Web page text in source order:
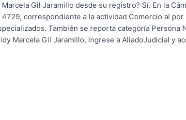
Gil Jaramillo desde su registro? Sí. En la
correspondiente a la actividad Comercio al
También se reporta categoría Persona
Marcela Gil Jaramillo, ingrese a AliadoJudicial y